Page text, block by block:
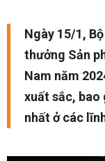
Ngày 15/1,
thưởng Sản
Nam năm
xuất sắc, bao
nhất ở các